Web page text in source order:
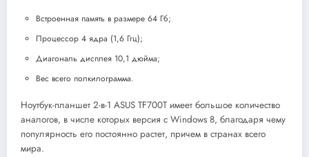
Встроенная память в размере 64 Гб;
Процессор 4 ядра (1,6 Ггц);
Диагональ дисплея 10,1 дюйма;
Вес всего полкилограмма.
Ноутбук-планшет 2-в-1 ASUS TF700T имеет большое количество
аналогов, в числе которых версия с Windows 8, благодаря чему
популярность его постоянно растет, причем в странах всего
мира.